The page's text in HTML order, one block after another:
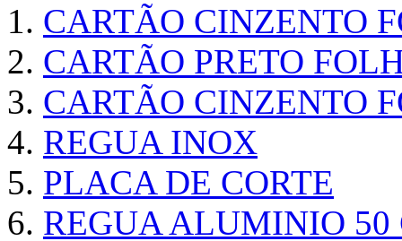
CARTÃO CINZENTO
CARTÃO PRETO
CARTÃO CINZENTO
REGUA INOX
PLACA DE CORTE
REGUA ALUMINIO 50